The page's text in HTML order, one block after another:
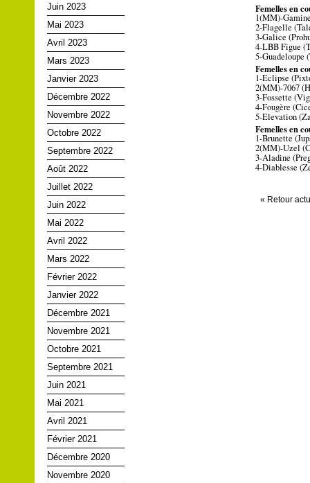
Juin 2023
Mai 2023
Avril 2023
Mars 2023
Janvier 2023
Décembre 2022
Novembre 2022
Octobre 2022
Septembre 2022
Août 2022
Juillet 2022
Juin 2022
Mai 2022
Avril 2022
Mars 2022
Février 2022
Janvier 2022
Décembre 2021
Novembre 2021
Octobre 2021
Septembre 2021
Juin 2021
Mai 2021
Avril 2021
Février 2021
Décembre 2020
Novembre 2020
Femelles en
1(MM)-
2-Flagelle
3-Galice
4-LBB Figue
5-Guadeloupe
Femelles en
1-Eclipse
2(MM)-7067
3-Fossette
4-Fougère
5-Elevation
Femelles en
1-Brunette
2(MM)-Uzel
3-Aladine
4-Diablesse
« Retour